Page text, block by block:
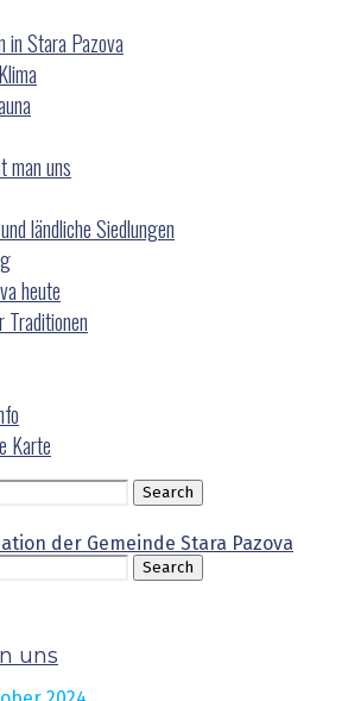
in Stara Pazova
man uns
ländliche Siedlungen
heute
Traditionen
Karte
Search
Search
uns